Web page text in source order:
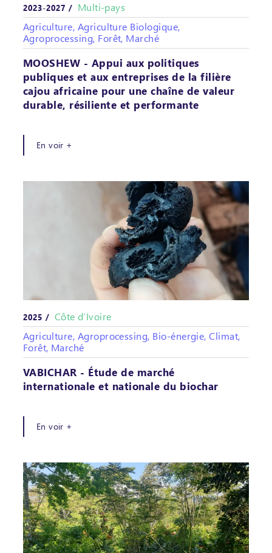
2023-2027 / Multi-pays
Agriculture, Agriculture Biologique,
Agroprocessing, Forêt, Marché
MOOSHEW - Appui aux politiques
publiques et aux entreprises de la filière
cajou africaine pour une chaîne de valeur
durable, résiliente et performante
En voir +
2025 / Côte d’Ivoire
Agriculture, Agroprocessing, Bio-énergie, Climat,
Forêt, Marché
VABICHAR - Étude de marché
internationale et nationale du biochar
En voir +